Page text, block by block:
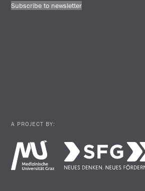
Subscribe to newsletter
A PROJECT BY: